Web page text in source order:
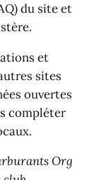
sites
ouvertes
compléter
club.